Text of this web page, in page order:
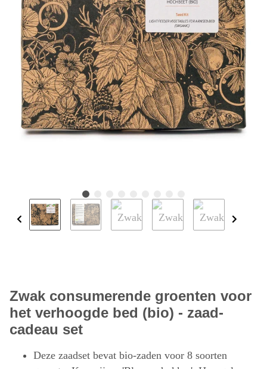
Zwak consumerende groenten voor
het verhoogde bed (bio) - zaad-
cadeau set
Deze zaadset bevat bio-zaden voor 8 soorten